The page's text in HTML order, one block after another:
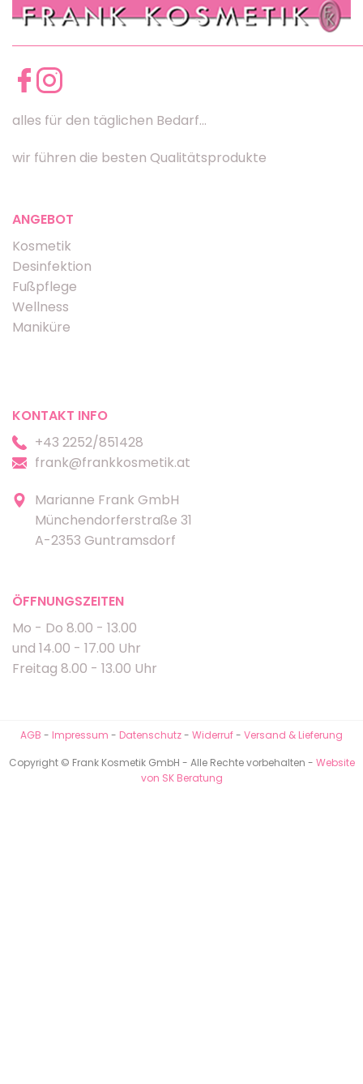
alles für den täglichen Bedarf...
wir führen die besten Qualitätsprodukte
ANGEBOT
Kosmetik
Desinfektion
Fußpflege
Wellness
Maniküre
KONTAKT INFO
+43 2252/851428
frank@frankkosmetik.at
Marianne Frank GmbH
Münchendorferstraße 31
A-2353 Guntramsdorf
ÖFFNUNGSZEITEN
Mo - Do 8.00 - 13.00
und 14.00 - 17.00 Uhr
Freitag 8.00 - 13.00 Uhr
AGB - Impressum - Datenschutz- Widerruf- Versand & Lieferung
Copyright © Frank Kosmetik GmbH - Alle Rechte vorbehalten - Website
von SK Beratung